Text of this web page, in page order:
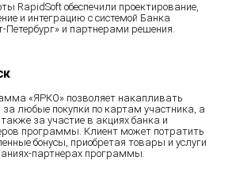
RapidSoft обеспечили проектирование,
и интеграцию с системой Банка
Петербург» и партнерами решения.
«ЯРКО» позволяет накапливать
за любые покупки по картам участника, а
за участие в акциях банка и
программы. Клиент может потратить
бонусы, приобретая товары и услуги
партнерах программы.